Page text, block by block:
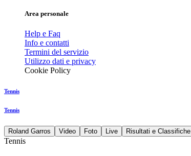
Area personale
Help e Faq
Info e contatti
Termini del servizio
Utilizzo dati e privacy
Cookie Policy
Tennis
Tennis
Roland Garros Video Foto Live Risultati e Classifiche
Tennis